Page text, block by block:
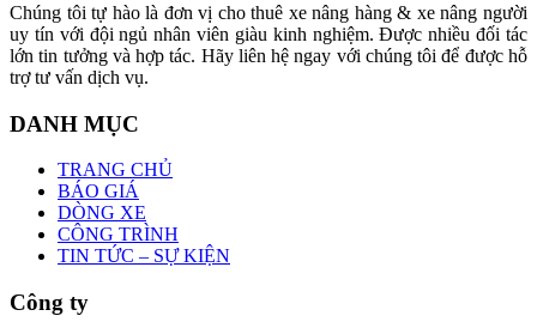
Chúng tôi tự hào là đơn vị cho thuê xe nâng hàng & xe nâng người
uy tín với đội ngủ nhân viên giàu kinh nghiệm. Được nhiều đối tác
lớn tin tưởng và hợp tác. Hãy liên hệ ngay với chúng tôi để được hỗ
trợ tư vấn dịch vụ.
DANH MỤC
TRANG CHỦ
BÁO GIÁ
DÒNG XE
CÔNG TRÌNH
TIN TỨC – SỰ KIỆN
Công ty